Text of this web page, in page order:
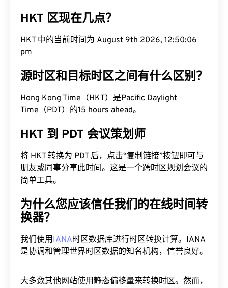
HKT 区现在几点？
HKT 中的当前时间为 August 9th 2026, 12:50:07
pm
源时区和目标时区之间有什么区别？
Hong Kong Time（HKT）是Pacific Daylight
Time（PDT）的15 hours ahead。
HKT 到 PDT 会议策划师
将 HKT 转换为 PDT 后，点击“复制链接”按钮即可与
朋友或同事分享此时间。这是一个跨时区规划会议的
简单工具。
为什么您应该信任我们的在线时间转
换器？
我们使用IANA时区数据库进行时区转换计算。IANA
是协调和管理世界时区数据的知名机构，信誉良好。
大多数其他网站使用静态偏移量来转换时区。然而，